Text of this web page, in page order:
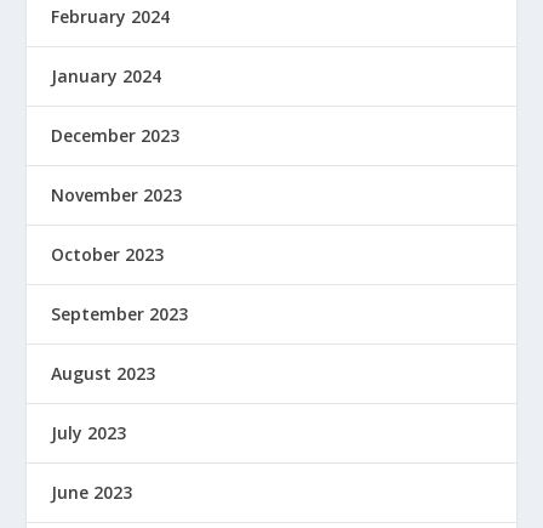
February 2024
January 2024
December 2023
November 2023
October 2023
September 2023
August 2023
July 2023
June 2023